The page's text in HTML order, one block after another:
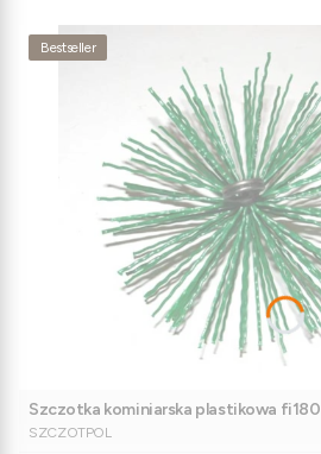
Bestseller
Szczotka kominiarska plastikowa fi180
PRODUCENT
SZCZOTPOL